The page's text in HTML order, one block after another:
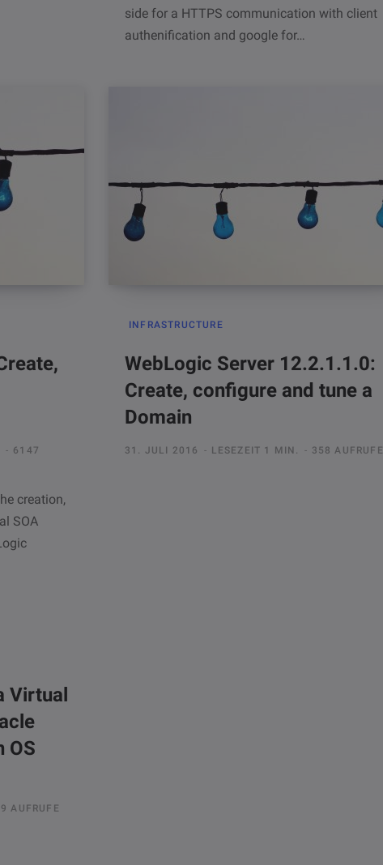
side for a HTTPS communication with client
authenification and google for…
6147
creation,
SOA
INFRASTRUCTURE
WebLogic Server 12.2.1.1.0:
Create, configure and tune a
Domain
31. JULI 2016 LESEZEIT 1 MIN. 358 AUFRUFE
Virtual
OS
AUFRUFE